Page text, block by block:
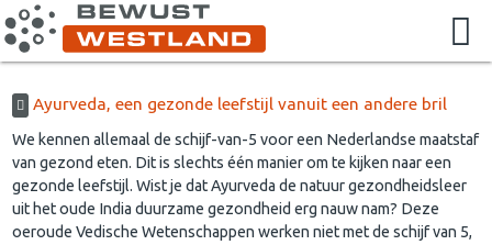
Ayurveda, een gezonde leefstijl vanuit een andere bril
We kennen allemaal de schijf-van-5 voor een Nederlandse maatstaf
van gezond eten. Dit is slechts één manier om te kijken naar een
gezonde leefstijl. Wist je dat Ayurveda de natuur gezondheidsleer
uit het oude India duurzame gezondheid erg nauw nam? Deze
oeroude Vedische Wetenschappen werken niet met de schijf van 5,